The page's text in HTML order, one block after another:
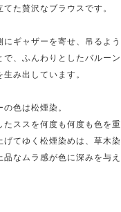
た贅沢なブラウスです。
にギャザーを寄せ、吊るよう
で、ふんわりとしたバルーン
み出しています。
色は松煙染。
たススを何度も何度も色を重
げてゆく松煙染めは、草木染
なムラ感が色に深みを与え